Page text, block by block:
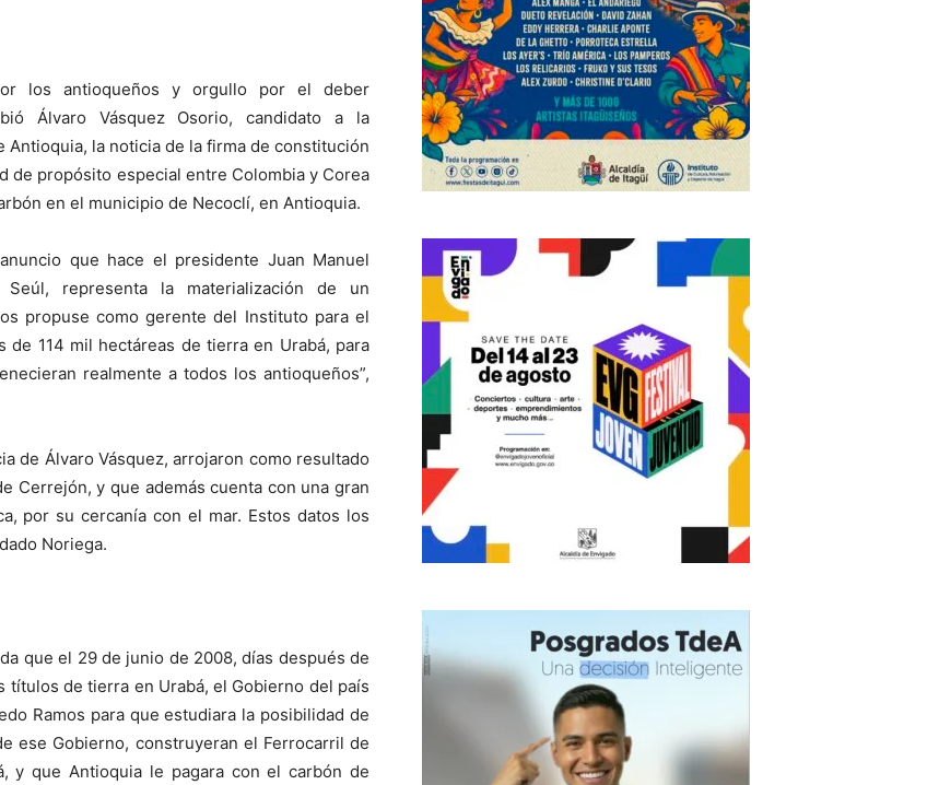
los antioqueños y orgullo por el deber
Álvaro Vásquez Osorio, candidato a la
Antioquia, la noticia de la firma de constitución
de propósito especial entre Colombia y Corea
en el municipio de Necoclí, en Antioquia.
que hace el presidente Juan Manuel
Seúl, representa la materialización de un
propuse como gerente del Instituto para el
114 mil hectáreas de tierra en Urabá, para
realmente a todos los antioqueños”,
de Álvaro Vásquez, arrojaron como resultado
Cerrejón, y que además cuenta con una gran
por su cercanía con el mar. Estos datos los
Noriega.
que el 29 de junio de 2008, días después de
de tierra en Urabá, el Gobierno del país
Ramos para que estudiara la posibilidad de
ese Gobierno, construyeran el Ferrocarril de
y que Antioquia le pagara con el carbón de